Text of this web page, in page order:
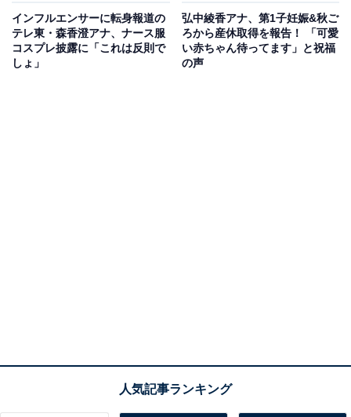
インフルエンサーに転身報道の
テレ東・森香澄アナ、ナース服
コスプレ披露に「これは反則で
しょ」
弘中綾香アナ、第1子妊娠&秋ご
ろから産休取得を報告！ 「可愛
い赤ちゃん待ってます」と祝福
の声